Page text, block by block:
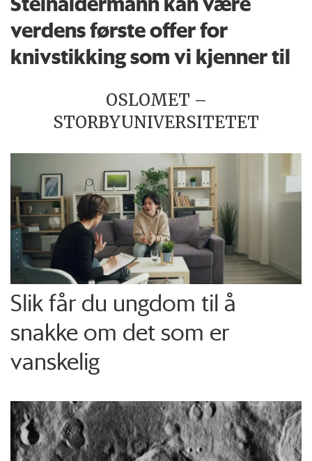
verdens første offer for
knivstikking som vi kjenner til
OSLOMET –
STORBYUNIVERSITETET
Slik får du ungdom til å
snakke om det som er
vanskelig